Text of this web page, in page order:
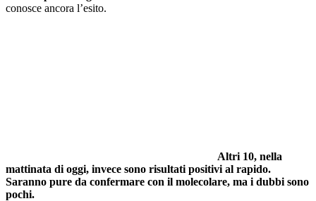
conosce ancora l’esito.
Altri 10, nella
mattinata di oggi, invece sono risultati positivi al rapido.
Saranno pure da confermare con il molecolare, ma i dubbi sono
pochi.